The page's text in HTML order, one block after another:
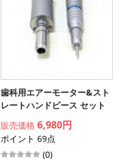
歯科用エアーモーター&スト
レートハンドピース セット
販売価格 6,980円
ポイント 69点
(0)